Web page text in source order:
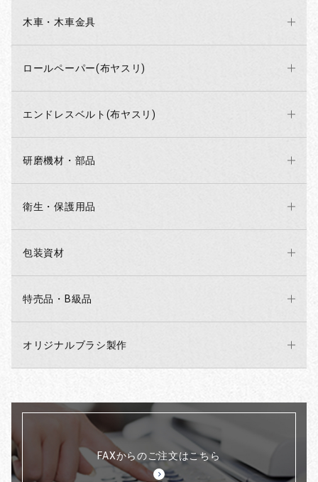
木車・木車金具
ロールペーパー(布ヤスリ)
エンドレスベルト(布ヤスリ)
研磨機材・部品
衛生・保護用品
包装資材
特売品・B級品
オリジナルブラシ製作
FAXからのご注文はこちら